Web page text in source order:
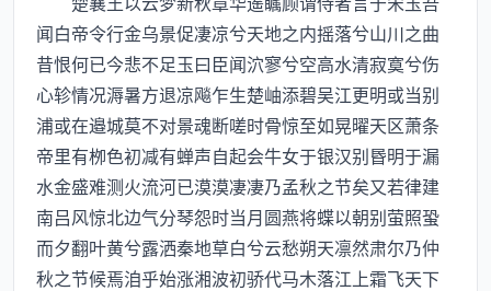
闻白帝令行金乌景促凄凉兮天地之内摇落兮山川之曲
昔恨何已今悲不足玉曰臣闻泬寥兮空高水清寂寞兮伤
心轸情况溽暑方退凉飚乍生楚岫添碧吴江更明或当别
浦或在邉城莫不对景魂断嗟时骨惊至如晃曜天区萧条
帝里有栁色初减有蝉声自起会牛女于银汉别昬明于漏
水金盛难测火流河已漠漠凄凄乃孟秋之节矣又若律建
南吕风惊北边气分琴怨时当月圆燕将蝶以朝别萤照蛩
而夕翻叶黄兮露洒秦地草白兮云愁朔天凛然肃尔乃仲
秋之节候焉洎乎始涨湘波初骄代马木落江上霜飞天下